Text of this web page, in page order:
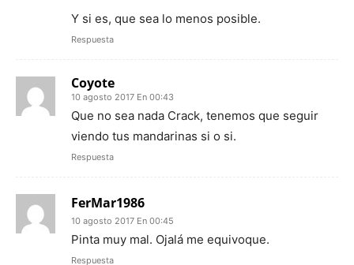
Y si es, que sea lo menos posible.
Respuesta
Coyote
10 agosto 2017 En 00:43
Que no sea nada Crack, tenemos que seguir
viendo tus mandarinas si o si.
Respuesta
FerMar1986
10 agosto 2017 En 00:45
Pinta muy mal. Ojalá me equivoque.
Respuesta